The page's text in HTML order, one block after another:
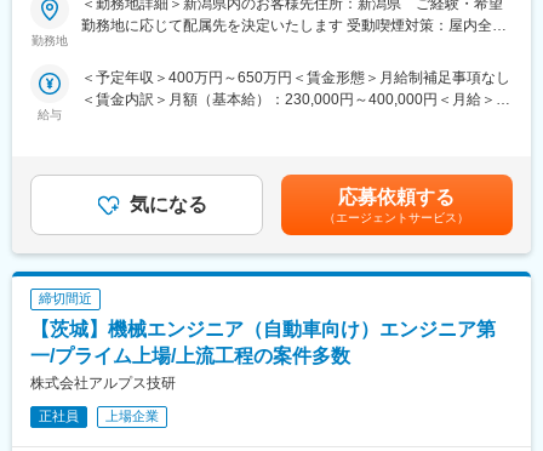
立しており、専任のキャリア担当や先輩と現状・未来の話ができ
ます。継続的な研修・支援制度があるので自分のキャリアにあっ
向を考慮し、スペシャリスト、現場・請負マネジメント、管理経
営部門などのポジションを用意しています。
取得企業)/育児休暇からの復帰率92％
■業務内容：
※あくまで想定の案件となります。
※ご経験・スキル・ご希望に合わせてアサイン先を決定いたしま
（1）機械設計
大型もしくは小型の研磨機の機械設計
（2）制御設計
装置の仕様に合わせた回路講設計（制御盤設計）
その他、付随する配線業務や動作確認のための設定、立上げ業務
など
■同社で働くメリット：
【経営の安定】自己資本比率64.6％で経営安定(※通常40％以上で
健全)／さらに売上・経常利益ともに年々増加傾向／株式上場後は
20年以上黒字経営／創業から40年以上一度も社員の人員整理をし
ていません。
勤務地
＜勤務地詳細＞新潟県内のお客様先住所：新潟県 ご経験・希望
勤務地に応じて配属先を決定いたします 受動喫煙対策：屋内全面
給与
＜予定年収＞400万円～650万円＜賃金形態＞月給制補足事項なし
＜賃金内訳＞月額（基本給）：230,000円～400,000円＜月給＞
円（28歳、役職なし、経験4年）、6,200,000円（33歳、マネージ
ャー補佐、経験8年）、7,000,000円（37歳、マネージャー、入社
12年）賃金はあくまでも目安の金額であり、選考を通じて上下す
る可能性があります。月給(月額)は固定手当を含めた表記です。
気になる 応募依頼する
（エージェントサービス）
締切間近
【茨城】機械エンジニア（自動車向け）エンジニア第
一/プライム上場/上流工程の案件多数
株式会社アルプス技研
正社員 上場企業